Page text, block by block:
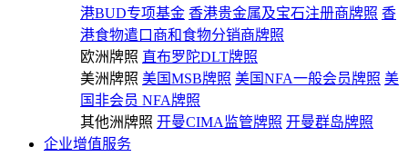
港BUD专项基金 香港贵金属及宝石注册商牌照 香
港食物遣口商和食物分销商牌照
欧洲牌照 直布罗陀DLT牌照
美洲牌照 美国MSB牌照 美国NFA一般会员牌照 美
国非会员 NFA牌照
其他洲牌照 开曼CIMA监管牌照 开曼群岛牌照
企业增值服务